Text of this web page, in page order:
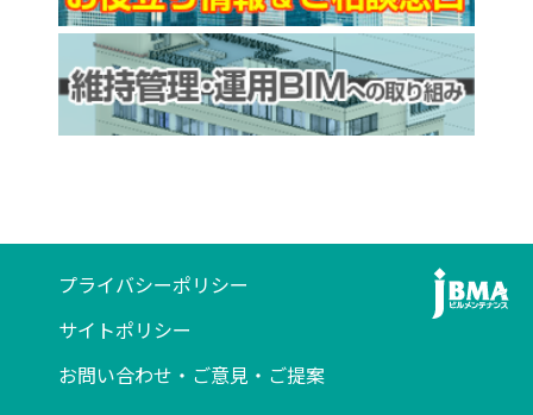
プライバシーポリシー
サイトポリシー
お問い合わせ・ご意見・ご提案